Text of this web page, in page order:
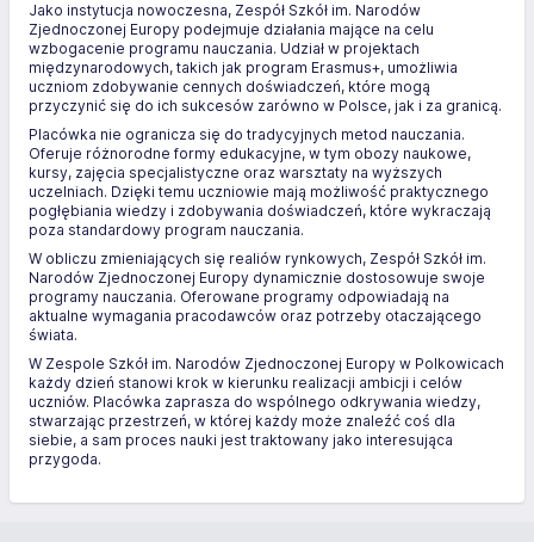
Jako instytucja nowoczesna, Zespół Szkół im. Narodów
Zjednoczonej Europy podejmuje działania mające na celu
wzbogacenie programu nauczania. Udział w projektach
międzynarodowych, takich jak program Erasmus+, umożliwia
uczniom zdobywanie cennych doświadczeń, które mogą
przyczynić się do ich sukcesów zarówno w Polsce, jak i za granicą.
Placówka nie ogranicza się do tradycyjnych metod nauczania.
Oferuje różnorodne formy edukacyjne, w tym obozy naukowe,
kursy, zajęcia specjalistyczne oraz warsztaty na wyższych
uczelniach. Dzięki temu uczniowie mają możliwość praktycznego
pogłębiania wiedzy i zdobywania doświadczeń, które wykraczają
poza standardowy program nauczania.
W obliczu zmieniających się realiów rynkowych, Zespół Szkół im.
Narodów Zjednoczonej Europy dynamicznie dostosowuje swoje
programy nauczania. Oferowane programy odpowiadają na
aktualne wymagania pracodawców oraz potrzeby otaczającego
świata.
W Zespole Szkół im. Narodów Zjednoczonej Europy w Polkowicach
każdy dzień stanowi krok w kierunku realizacji ambicji i celów
uczniów. Placówka zaprasza do wspólnego odkrywania wiedzy,
stwarzając przestrzeń, w której każdy może znaleźć coś dla
siebie, a sam proces nauki jest traktowany jako interesująca
przygoda.